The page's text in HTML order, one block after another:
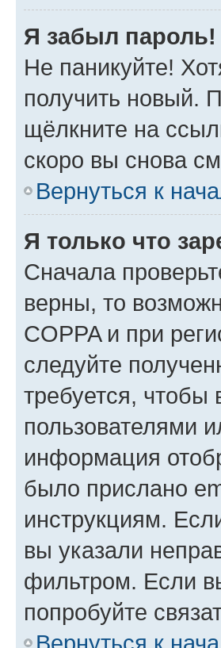
Я забыл пароль!
Не паникуйте!
получить новый.
щёлкните на
скоро вы снова
Вернуться к
Я только что
Сначала
верны, то
COPPA и при
следуйте
требуется,
пользователями
информация
было прислано
инструкциям.
вы указали
фильтром. Если
попробуйте
Вернуться к